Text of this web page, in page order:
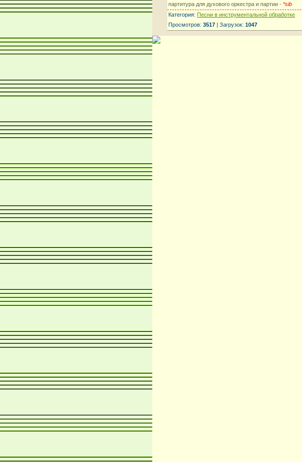
партитура для духового оркестра и партии - *sib
Категория: Песни в инструментальной обработке
Просмотров: 3517 | Загрузок: 1047